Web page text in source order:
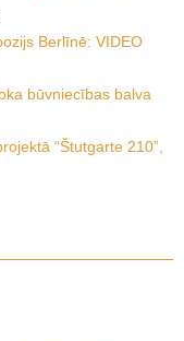
Berlīnē: VIDEO
būvniecības balva
“Štutgarte 210”,